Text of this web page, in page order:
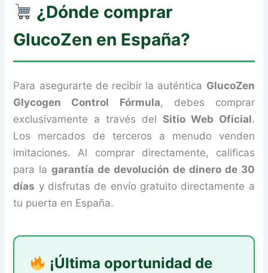
¿Dónde comprar
GlucoZen en España?
Para asegurarte de recibir la auténtica GlucoZen
Glycogen Control Fórmula, debes comprar
exclusivamente a través del Sitio Web Oficial.
Los mercados de terceros a menudo venden
imitaciones. Al comprar directamente, calificas
para lagarantía de devolución de dinero de 30
días y disfrutas de envío gratuito directamente a
tu puerta en España.
¡Última oportunidad de